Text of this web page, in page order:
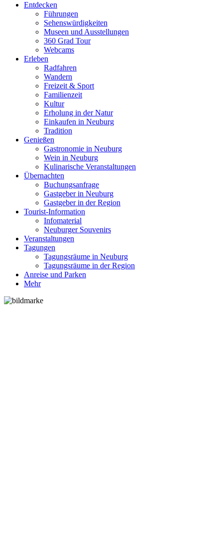
Entdecken
Führungen
Sehenswürdigkeiten
Museen und Ausstellungen
360 Grad Tour
Webcams
Erleben
Radfahren
Wandern
Freizeit & Sport
Familienzeit
Kultur
Erholung in der Natur
Einkaufen in Neuburg
Tradition
Genießen
Gastronomie in Neuburg
Wein in Neuburg
Kulinarische Veranstaltungen
Übernachten
Buchungsanfrage
Gastgeber in Neuburg
Gastgeber in der Region
Tourist-Information
Infomaterial
Neuburger Souvenirs
Veranstaltungen
Tagungen
Tagungsräume in Neuburg
Tagungsräume in der Region
Anreise und Parken
Mehr